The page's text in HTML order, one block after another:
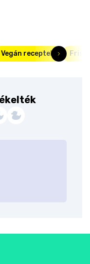
Vegán receptek Friss